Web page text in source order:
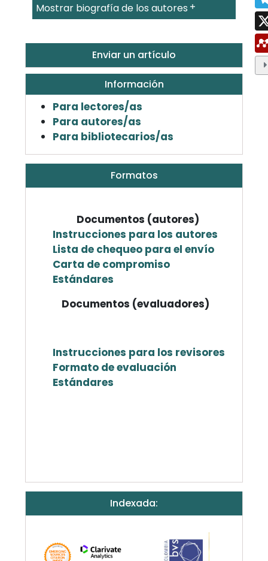
Mostrar biografía de los autores
Enviar un artículo
Información
Para lectores/as
Para autores/as
Para bibliotecarios/as
Formatos
Documentos (autores)
Instrucciones para los autores
Lista de chequeo para el envío
Carta de compromiso
Estándares
Documentos (evaluadores)
Instrucciones para los revisores
Formato de evaluación
Estándares
Indexada: